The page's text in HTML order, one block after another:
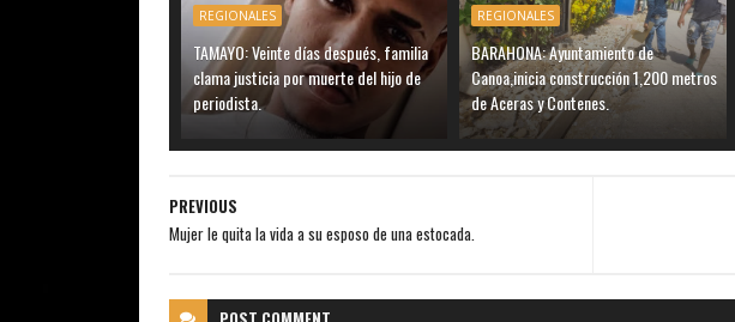
REGIONALES
TAMAYO: Veinte días después, familia
clama justicia por muerte del hijo de
periodista.
REGIONALES
BARAHONA: Ayuntamiento de
Canoa,inicia construcción 1,200 metros
de Aceras y Contenes.
PREVIOUS
Mujer le quita la vida a su esposo de una estocada.